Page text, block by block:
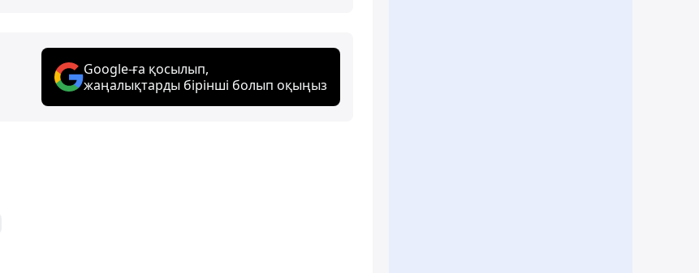
Google-ға қосылып,
жаңалықтарды бірінші болып оқыңыз